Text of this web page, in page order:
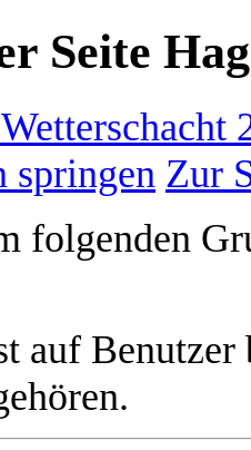
Seite
springen Zur
folgenden
auf Benutzer